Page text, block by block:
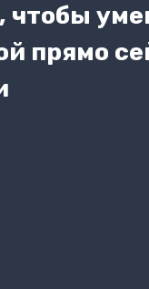
чтобы
прямо